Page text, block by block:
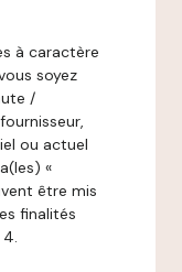
à caractère
soyez
/
ou actuel
«
être mis
finalités